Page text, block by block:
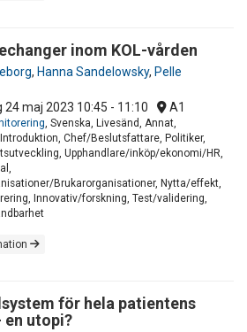
inom KOL-vården
, Hanna Sandelowsky, Pelle
24 maj 2023 10:45 - 11:10 A1
, Svenska, Livesänd, Annat,
Chef/Beslutsfattare, Politiker,
Upphandlare/inköp/ekonomi/HR,
Brukarorganisationer, Nytta/effekt,
Innovativ/forskning, Test/validering,
för hela patientens
en utopi?